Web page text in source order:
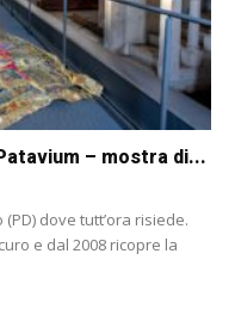
– mostra di...
dove tutt’ora risiede.
e dal 2008 ricopre la